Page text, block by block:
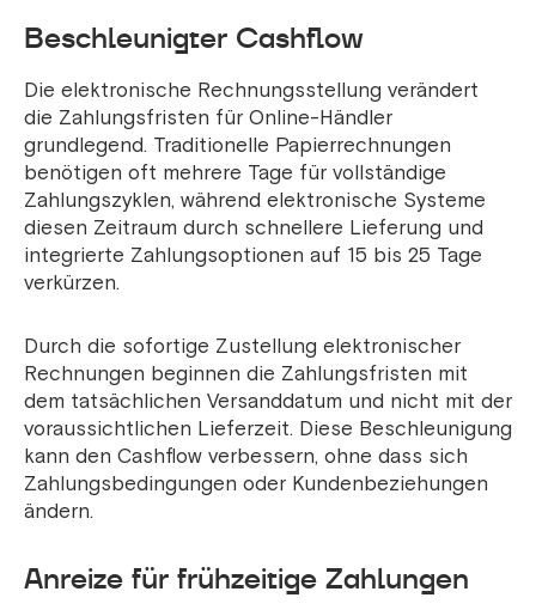
Beschleunigter Cashflow
Die elektronische Rechnungsstellung verändert
die Zahlungsfristen für Online-Händler
grundlegend. Traditionelle Papierrechnungen
benötigen oft mehrere Tage für vollständige
Zahlungszyklen, während elektronische Systeme
diesen Zeitraum durch schnellere Lieferung und
integrierte Zahlungsoptionen auf 15 bis 25 Tage
verkürzen.
Durch die sofortige Zustellung elektronischer
Rechnungen beginnen die Zahlungsfristen mit
dem tatsächlichen Versanddatum und nicht mit der
voraussichtlichen Lieferzeit. Diese Beschleunigung
kann den Cashflow verbessern, ohne dass sich
Zahlungsbedingungen oder Kundenbeziehungen
ändern.
Anreize für frühzeitige Zahlungen